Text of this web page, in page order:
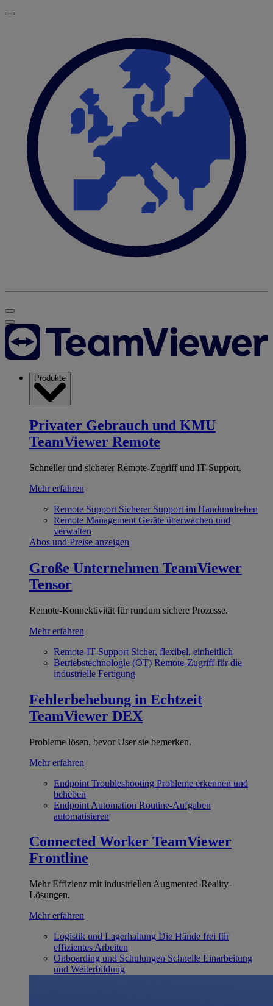
Produkte
Privater Gebrauch und KMU
TeamViewer Remote
Schneller und sicherer Remote-Zugriff und IT-Support.
Mehr erfahren
Remote Support Sicherer Support im Handumdrehen
Remote Management Geräte überwachen und
verwalten
Abos und Preise anzeigen
Große Unternehmen TeamViewer
Tensor
Remote-Konnektivität für rundum sichere Prozesse.
Mehr erfahren
Remote-IT-Support Sicher, flexibel, einheitlich
Betriebstechnologie (OT) Remote-Zugriff für die
industrielle Fertigung
Fehlerbehebung in Echtzeit
TeamViewer DEX
Probleme lösen, bevor User sie bemerken.
Mehr erfahren
Endpoint Troubleshooting Probleme erkennen und
beheben
Endpoint Automation Routine-Aufgaben
automatisieren
Connected Worker TeamViewer
Frontline
Mehr Effizienz mit industriellen Augmented-Reality-
Lösungen.
Mehr erfahren
Logistik und Lagerhaltung Die Hände frei für
effizientes Arbeiten
Onboarding und Schulungen Schnelle Einarbeitung
und Weiterbildung